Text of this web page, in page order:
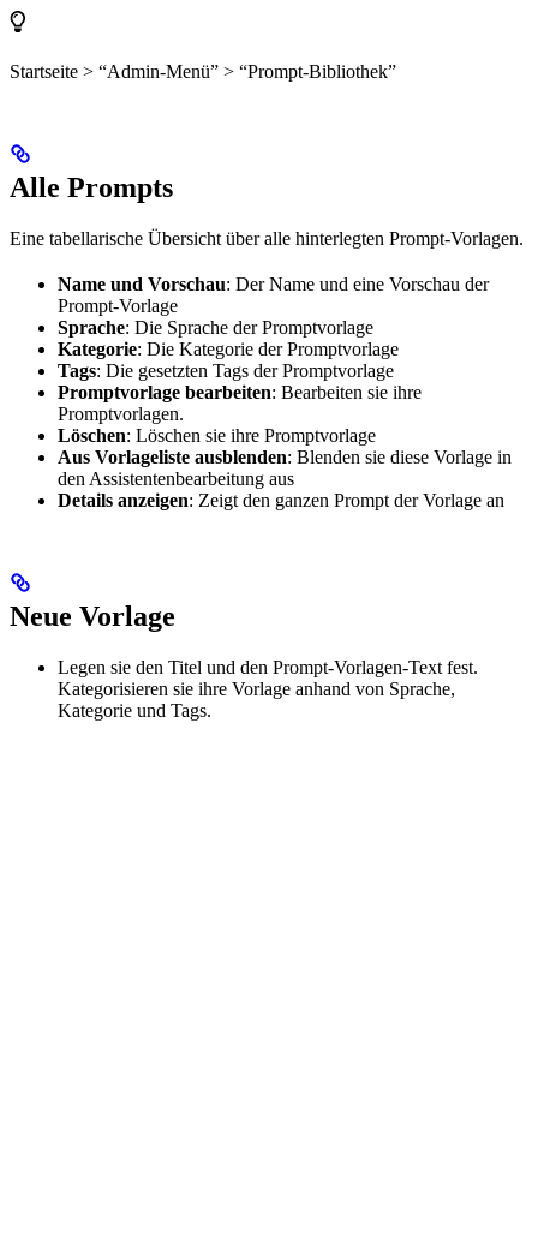
Startseite > “Admin-Menü” > “Prompt-Bibliothek”
Alle Prompts
Eine tabellarische Übersicht über alle hinterlegten Prompt-Vorlagen.
Name und Vorschau: Der Name und eine Vorschau der
Prompt-Vorlage
Sprache: Die Sprache der Promptvorlage
Kategorie: Die Kategorie der Promptvorlage
Tags: Die gesetzten Tags der Promptvorlage
Promptvorlage bearbeiten: Bearbeiten sie ihre
Promptvorlagen.
Löschen: Löschen sie ihre Promptvorlage
Aus Vorlageliste ausblenden: Blenden sie diese Vorlage in
den Assistentenbearbeitung aus
Details anzeigen: Zeigt den ganzen Prompt der Vorlage an
Neue Vorlage
Legen sie den Titel und den Prompt-Vorlagen-Text fest.
Kategorisieren sie ihre Vorlage anhand von Sprache,
Kategorie und Tags.